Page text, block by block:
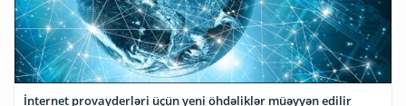
İnternet provayderləri üçün yeni öhdəliklər müəyyən edilir